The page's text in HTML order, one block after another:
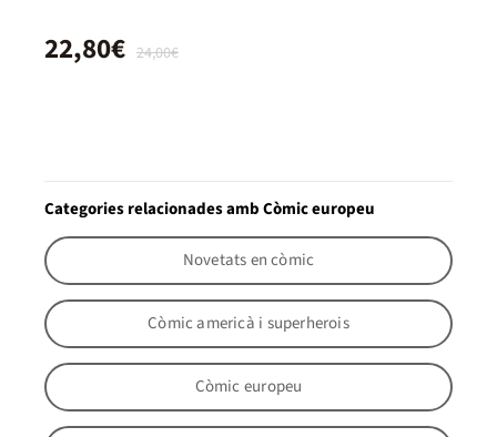
24,00€
22,80€
Categories relacionades amb Còmic europeu
Novetats en còmic
Còmic americà i superherois
Còmic europeu